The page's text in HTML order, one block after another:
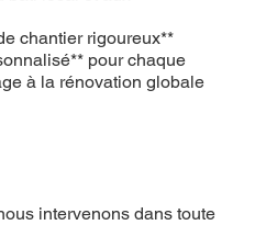
chantier rigoureux**
pour chaque
à la rénovation globale
intervenons dans toute